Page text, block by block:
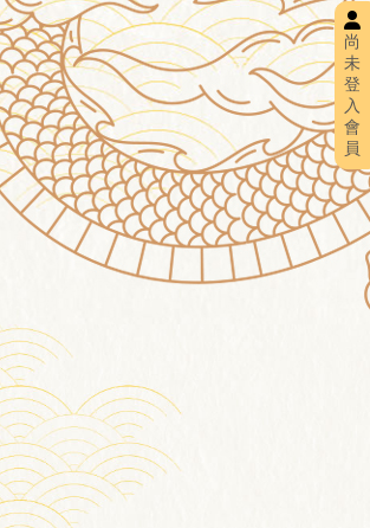
尚
未
登
入
會
員